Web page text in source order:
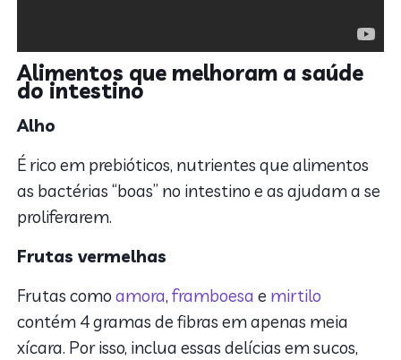
Alimentos que melhoram a saúde
do intestino
Alho
É rico em prebióticos, nutrientes que alimentos
as bactérias “boas” no intestino e as ajudam a se
proliferarem.
Frutas vermelhas
Frutas comoamora,framboesa e mirtilo
contém 4 gramas de fibras em apenas meia
xícara. Por isso, inclua essas delícias em sucos,